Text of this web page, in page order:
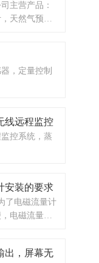
主营产品：
天然气预付
仪表，热量
，水质监测
接电气自动
，定量控制
线远程监控
控系统，蒸
安装的要求
了电磁流量计
电磁流量计
装在室内，如
出，屏幕无